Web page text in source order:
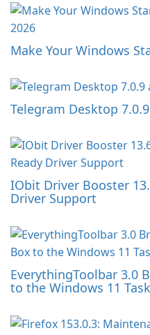
Make Your Windows
Telegram Desktop
IObit Driver Booster
Driver Support
EverythingToolbar 3.0
to the Windows 11